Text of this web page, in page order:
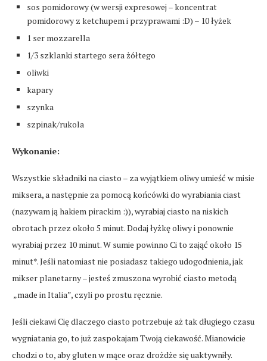
sos pomidorowy (w wersji expresowej – koncentrat
pomidorowy z ketchupem i przyprawami :D) – 10 łyżek
1 ser mozzarella
1/3 szklanki startego sera żółtego
oliwki
kapary
szynka
szpinak/rukola
Wykonanie:
Wszystkie składniki na ciasto – za wyjątkiem oliwy umieść w misie
miksera, a następnie za pomocą końcówki do wyrabiania ciast
(nazywam ją hakiem pirackim :)), wyrabiaj ciasto na niskich
obrotach przez około 5 minut. Dodaj łyżkę oliwy i ponownie
wyrabiaj przez 10 minut. W sumie powinno Ci to zająć około 15
minut*. Jeśli natomiast nie posiadasz takiego udogodnienia, jak
mikser planetarny – jesteś zmuszona wyrobić ciasto metodą
„made in Italia”, czyli po prostu ręcznie.
Jeśli ciekawi Cię dlaczego ciasto potrzebuje aż tak długiego czasu
wygniatania go, to już zaspokajam Twoją ciekawość. Mianowicie
chodzi o to, aby gluten w mące oraz drożdże się uaktywniły.